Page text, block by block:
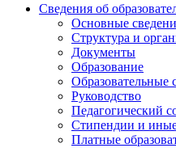
Сведения об
Основные
Структура и
Документы
Образование
Образовательные
Руководство
Педагогический
Стипендии и
Платные